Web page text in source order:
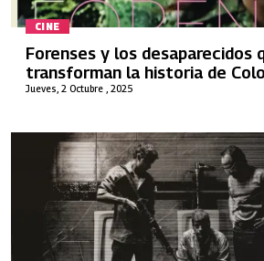
CINE
Jueves, 2 Octubre , 2025
Forenses y los desaparecidos
transforman la historia de